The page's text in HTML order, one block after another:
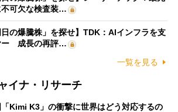
可欠な検査装…
日の爆騰株」を探せ】TDK：AIインフラを支
ー 成長の再評…
一覧を見る
イナ・リサーチ
Kimi K3」の衝撃に世界はどう対応するの